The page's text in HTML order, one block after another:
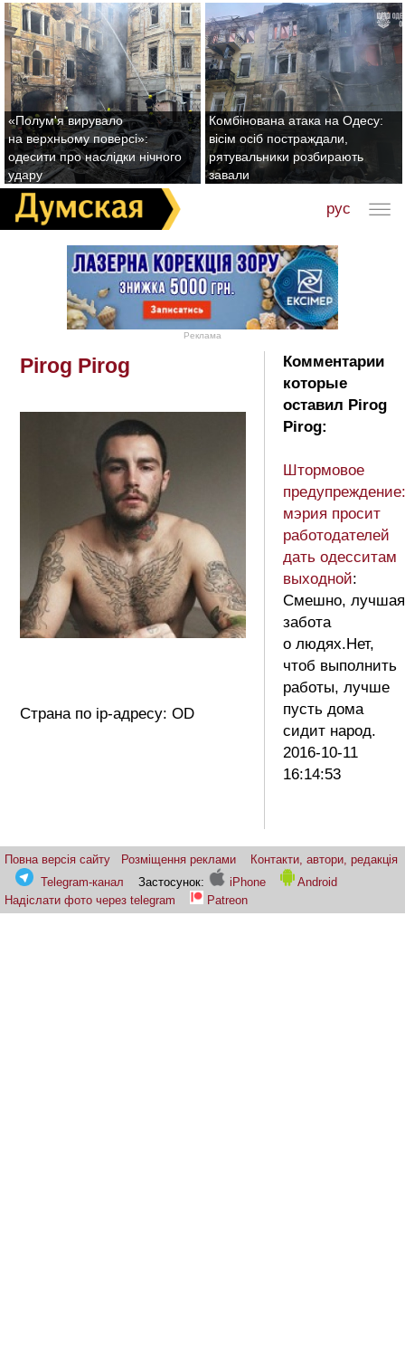
«Полум'я вирувало
на верхньому поверсі»:
одесити про наслідки нічного
удару
Комбінована атака на Одесу:
вісім осіб постраждали,
рятувальники розбирають
завали
рус
Реклама
Pirog Pirog
Страна по ip-адресу: OD
Комментарии
которые
оставил Pirog
Pirog:
Штормовое
предупреждение:
мэрия просит
работодателей
дать одесситам
выходной:
Смешно, лучшая
забота
о людях.Нет,
чтоб выполнить
работы, лучше
пусть дома
сидит народ.
2016-10-11
16:14:53
Повна версія сайту Розміщення реклами
Контакти, автори, редакція
Telegram-канал
Застосунок: iPhone
Android
Надіслати фото через telegram
Patreon